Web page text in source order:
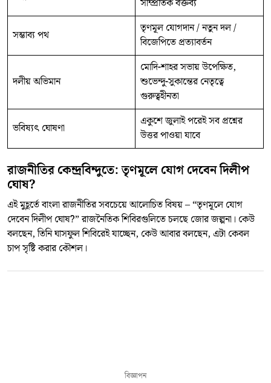
সাম্প্রতিক বক্তব্য
সম্ভাব্য পথ
তৃণমূল যোগদান / নতুন দল /
বিজেপিতে প্রত্যাবর্তন
দলীয় অভিমান
মোদি-শাহর সভায় উপেক্ষিত,
শুভেন্দু-সুকান্তের নেতৃত্বে
গুরুত্বহীনতা
ভবিষ্যৎ ঘোষণা
একুশে জুলাই পরেই সব প্রশ্নের
উত্তর পাওয়া যাবে
রাজনীতির কেন্দ্রবিন্দুতে: তৃণমূলে যোগ দেবেন দিলীপ
ঘোষ?
এই মুহূর্তে বাংলা রাজনীতির সবচেয়ে আলোচিত বিষয় – “তৃণমূলে যোগ
দেবেন দিলীপ ঘোষ?” রাজনৈতিক শিবিরগুলিতে চলছে জোর জল্পনা। কেউ
বলছেন, তিনি ঘাসফুল শিবিরেই যাচ্ছেন, কেউ আবার বলছেন, এটা কেবল
চাপ সৃষ্টি করার কৌশল।
বিজ্ঞাপন